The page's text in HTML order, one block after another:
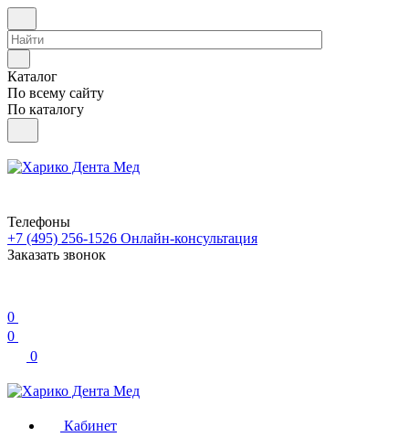
Каталог
По всему сайту
По каталогу
Телефоны
+7 (495) 256-1526 Онлайн-консультация
Заказать звонок
0
0
0
Кабинет